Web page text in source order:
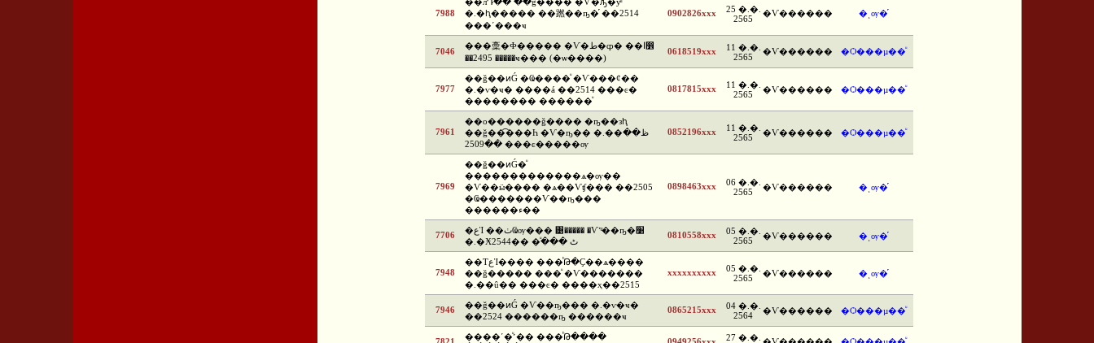
7988
��лԴ�� ��ǧ���� �Ѵ�ԡ�ŷͧ
�.�ԧ����� ��蹨��ҧ�֡ ��2514
���ʹ���ҹ
0902826xxx
25 �.�.
2565
�Ѵ������ �ͺѹ�֡
7046
���稾�Ф����� �Ѵ�ط�ȹ� ��ا෾
��2495 �����ҹ��� (�ѡ����)
0618519xxx
11 �.�.
2565
�Ѵ������ �Ѻ���µ��ͧ
7977
��ǧ��ͷǴ �Ҩ����ͧ �Ѵ���¢��
�.�ѵ�ҹ� ����á ��2514 ���ͼ�
�������� ������ͧ
0817815xxx
11 �.�.
2565
�Ѵ������ �Ѻ���µ��ͧ
7961
��о������ǧ���� �ҧ��зԧ
��ǧ��͡���Һ �Ѵ�ҧ�� �.��ظ��
��2509 ���ͼ�����ѹ
0852196xxx
11 �.�.
2565
�Ѵ������ �Ѻ���µ��ͧ
7969
��ǧ��ͷǴ�ͧ
�������������ѧ�ѹ��
�Ѵ��ӹ���� �ѧ��Ѵʧ��� ��2505
�Ҩ�������Ѵ��ҧ���
������ء��
0898463xxx
06 �.�.
2565
�Ѵ������ �ͺѹ�֡
7706
�عἹ ��ٺҨѹ��� ͹����� �Ѵ˹ͧ��ҧ�׹
�.�Ӿٹ ����ͧ ��2544
0810558xxx
05 �.�.
2565
�Ѵ������ �ͺѹ�֡
7948
��ТعἹ���� ���ͪԹ�Ҫ��ѧ����
��ǧ����� ���ͧ �Ѵ�������
�.��û�� ���ͼ� ����ҳ��2515
xxxxxxxxxx
05 �.�.
2565
�Ѵ������ �ͺѹ�֡
7946
��ǧ��ͷǴ �Ѵ��ҧ��� �.�ѵ�ҹ�
��2524 ������ҧ ������ҹ
0865215xxx
04 �.�.
2564
�Ѵ������ �Ѻ���µ��ͧ
����ʹ�ͧ˹�� ���ͪԹ����
27 �.�.